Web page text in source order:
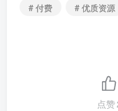
# 付费
# 优质资源
点赞